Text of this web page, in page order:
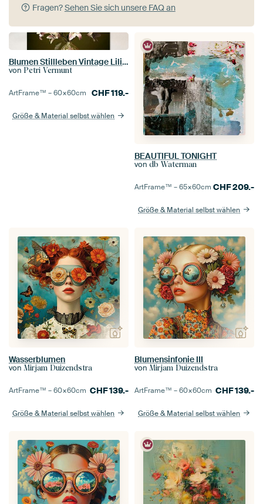
Fragen?Sehen Sie sich unsere FAQ an
Blumen Stillleben Vintage Lilien
von Petri Vermunt
ArtFrame™ –60×60cm CHF119.-
Größe & Material selbst wählen
BEAUTIFUL TONIGHT
von db Waterman
ArtFrame™ –65×60cm CHF209.-
Größe & Material selbst wählen
Wasserblumen
von Mirjam Duizendstra
ArtFrame™ –60×60cm CHF139.-
Größe & Material selbst wählen
Blumensinfonie III
von Mirjam Duizendstra
ArtFrame™ –60×60cm CHF139.-
Größe & Material selbst wählen